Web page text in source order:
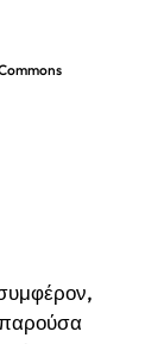
παρούσα